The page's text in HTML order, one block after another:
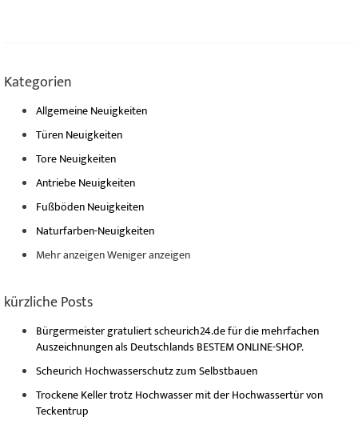
Kategorien
Allgemeine Neuigkeiten
Türen Neuigkeiten
Tore Neuigkeiten
Antriebe Neuigkeiten
Fußböden Neuigkeiten
Naturfarben-Neuigkeiten
Mehr anzeigenWeniger anzeigen
kürzliche Posts
Bürgermeister gratuliert scheurich24.de für die mehrfachen
Auszeichnungen als Deutschlands BESTEM ONLINE-SHOP.
Scheurich Hochwasserschutz zum Selbstbauen
Trockene Keller trotz Hochwasser mit der Hochwassertür von
Teckentrup